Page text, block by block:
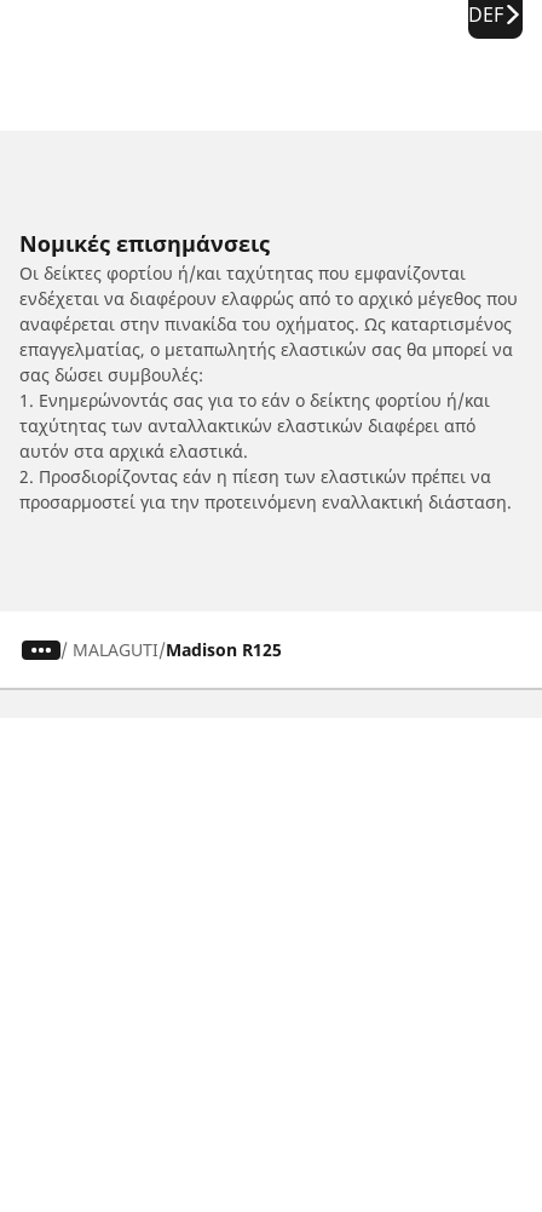
DEF
Νομικές επισημάνσεις
Οι δείκτες φορτίου ή/και ταχύτητας που εμφανίζονται
ενδέχεται να διαφέρουν ελαφρώς από το αρχικό μέγεθος που
αναφέρεται στην πινακίδα του οχήματος. Ως καταρτισμένος
επαγγελματίας, ο μεταπωλητής ελαστικών σας θα μπορεί να
σας δώσει συμβουλές:
1. Ενημερώνοντάς σας για το εάν ο δείκτης φορτίου ή/και
ταχύτητας των ανταλλακτικών ελαστικών διαφέρει από
αυτόν στα αρχικά ελαστικά.
2. Προσδιορίζοντας εάν η πίεση των ελαστικών πρέπει να
προσαρμοστεί για την προτεινόμενη εναλλακτική διάσταση.
/ MALAGUTI Madison R125